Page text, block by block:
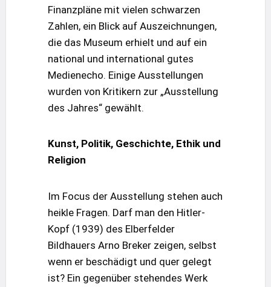
Finanzpläne mit vielen schwarzen
Zahlen, ein Blick auf Auszeichnungen,
die das Museum erhielt und auf ein
national und international gutes
Medienecho. Einige Ausstellungen
wurden von Kritikern zur „Ausstellung
des Jahres“ gewählt.
Kunst, Politik, Geschichte, Ethik und
Religion
Im Focus der Ausstellung stehen auch
heikle Fragen. Darf man den Hitler-
Kopf (1939) des Elberfelder
Bildhauers Arno Breker zeigen, selbst
wenn er beschädigt und quer gelegt
ist? Ein gegenüber stehendes Werk